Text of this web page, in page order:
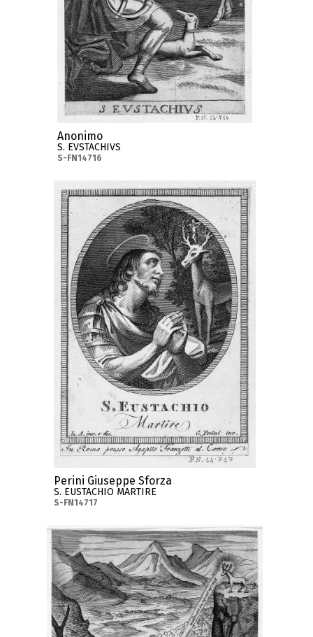
Anonimo
S. EVSTACHIVS
S-FN14716
Perini Giuseppe Sforza
S. EUSTACHIO MARTIRE
S-FN14717